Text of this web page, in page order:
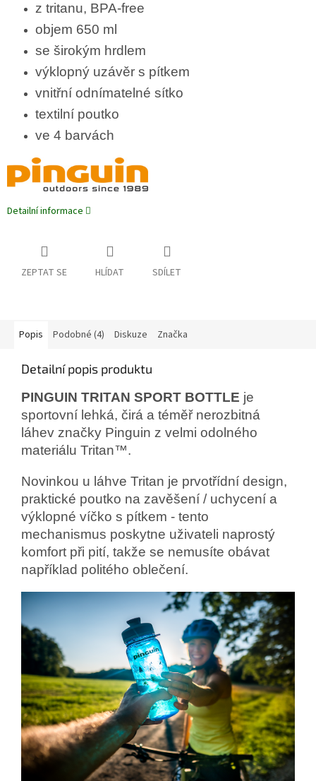
z tritanu, BPA-free
objem 650 ml
se širokým hrdlem
výklopný uzávěr s pítkem
vnitřní odnímatelné sítko
textilní poutko
ve 4 barvách
Detailní informace
ZEPTAT SE HLÍDAT SDÍLET
Popis Podobné (4) Diskuze Značka
Detailní popis produktu
PINGUIN TRITAN SPORT BOTTLE je
sportovní lehká, čirá a téměř nerozbitná
láhev značky Pinguin z velmi odolného
materiálu Tritan™.
Novinkou u láhve Tritan je prvotřídní design,
praktické poutko na zavěšení / uchycení a
výklopné víčko s pítkem - tento
mechanismus poskytne uživateli naprostý
komfort při pití, takže se nemusíte obávat
například politého oblečení.